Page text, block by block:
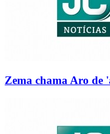
Zema chama Aro de